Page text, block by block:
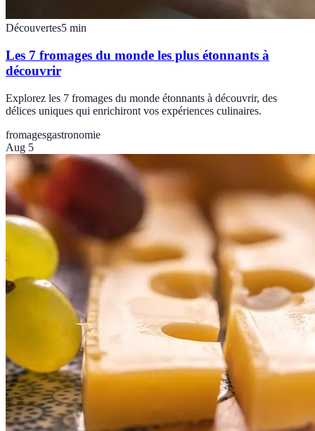
Découvertes5 min
Les 7 fromages du monde les plus étonnants à
découvrir
Explorez les 7 fromages du monde étonnants à découvrir, des
délices uniques qui enrichiront vos expériences culinaires.
fromagesgastronomie
Aug 5